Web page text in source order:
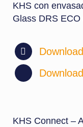
KHS con
Glass DRS
KHS Connect –